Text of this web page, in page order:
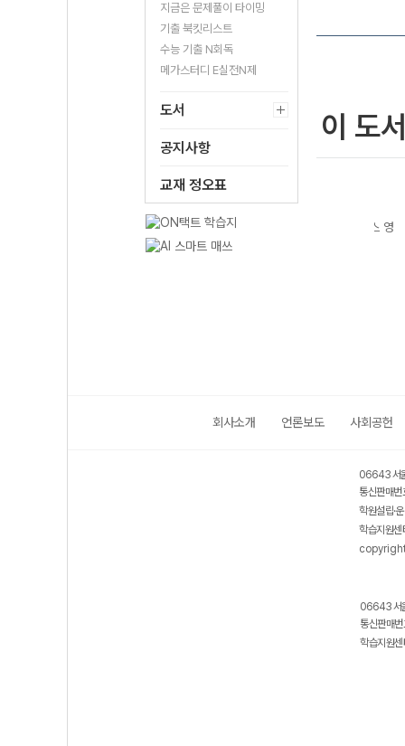
지금은 문제풀이 타이밍
기출 북킷리스트
수능 기출 N회독
메가스터디 E실전N제
도서
공지사항
교재 정오표
이 도
EBS 올림포스 공
통국어1-22개정
EBS
회사소개 언론보도 사회공헌
06643 서
통신판매
학원설립·
학습지원
06643 서
통신판매
학습지원